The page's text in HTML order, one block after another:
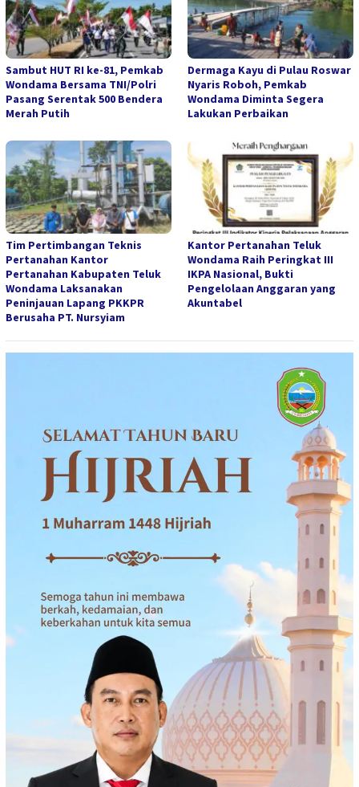
Sambut HUT RI ke-81, Pemkab
Wondama Bersama TNI/Polri
Pasang Serentak 500 Bendera
Merah Putih
Dermaga Kayu di Pulau Roswar
Nyaris Roboh, Pemkab
Wondama Diminta Segera
Lakukan Perbaikan
Tim Pertimbangan Teknis
Pertanahan Kantor
Pertanahan Kabupaten Teluk
Wondama Laksanakan
Peninjauan Lapang PKKPR
Berusaha PT. Nursyiam
Kantor Pertanahan Teluk
Wondama Raih Peringkat III
IKPA Nasional, Bukti
Pengelolaan Anggaran yang
Akuntabel